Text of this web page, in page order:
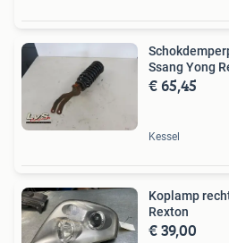
Ssang Yong
€ 65,45
Kessel
Koplamp
Rexton
€ 39,00